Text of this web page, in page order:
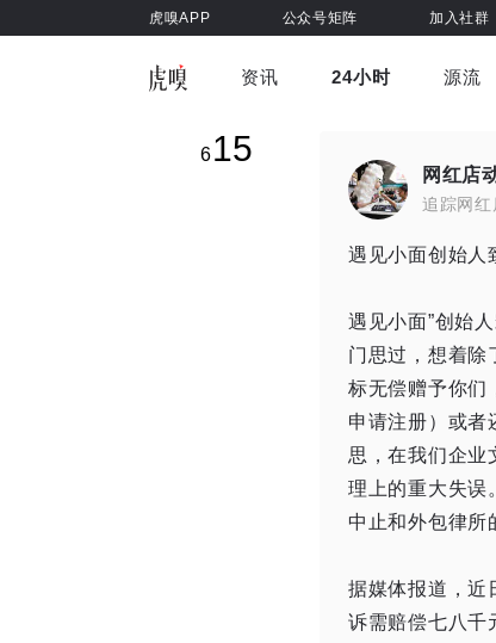
虎嗅APP 公众号矩阵 加入社群
资讯
健康
24小时 源流
615
网红店
追踪网红
遇见小面创始人
遇见小面”创始
门思过，想着除
标无偿赠予你们
申请注册）或者
思，在我们企业
理上的重大失误
中止和外包律所
据媒体报道，近
诉需赔偿七八千